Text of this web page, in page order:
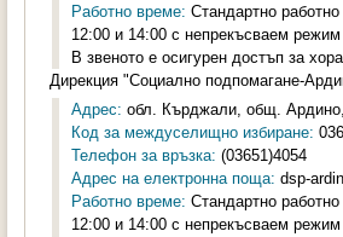
Работно време: Стандартно
12:00 и 14:00 с непрекъсваем режим
В звеното е осигурен достъп за
Дирекция "Социално подпомагане-
Адрес: обл. Кърджали, общ.
Код за междуселищно избиране:
Телефон за връзка: (03651)4054
Адрес на електронна поща: dsp-
Работно време: Стандартно
12:00 и 14:00 с непрекъсваем режим